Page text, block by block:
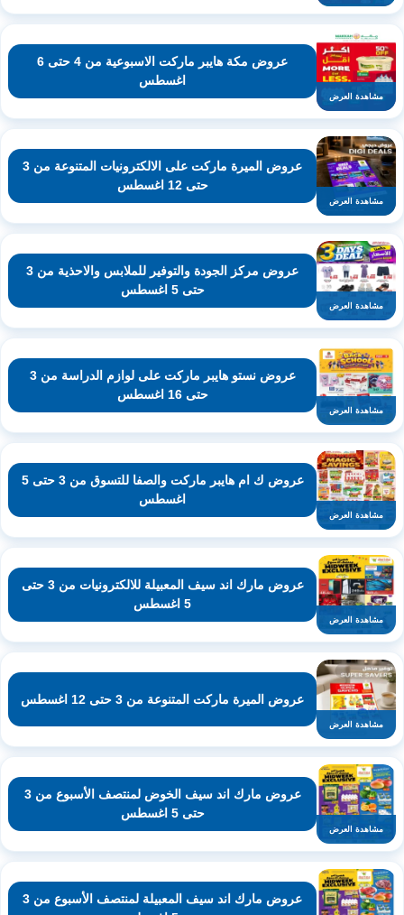
مشاهدة العرض
عروض مكة هايبر ماركت الاسبوعية من 4 حتى 6
اغسطس
مشاهدة العرض
عروض الميرة ماركت على الالكترونيات المتنوعة من 3
حتى 12 اغسطس
مشاهدة العرض
عروض مركز الجودة والتوفير للملابس والاحذية من 3
حتى 5 اغسطس
مشاهدة العرض
عروض نستو هايبر ماركت على لوازم الدراسة من 3
حتى 16 اغسطس
مشاهدة العرض
عروض ك ام هايبر ماركت والصفا للتسوق من 3 حتى 5
اغسطس
مشاهدة العرض
عروض مارك اند سيف المعبيلة للالكترونيات من 3 حتى
5 اغسطس
مشاهدة العرض
عروض الميرة ماركت المتنوعة من 3 حتى 12 اغسطس
مشاهدة العرض
عروض مارك اند سيف الخوض لمنتصف الأسبوع من 3
حتى 5 اغسطس
عروض مارك اند سيف المعبيلة لمنتصف الأسبوع من 3